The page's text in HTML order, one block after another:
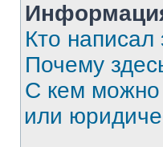
Кто
Почему
С кем можно
или